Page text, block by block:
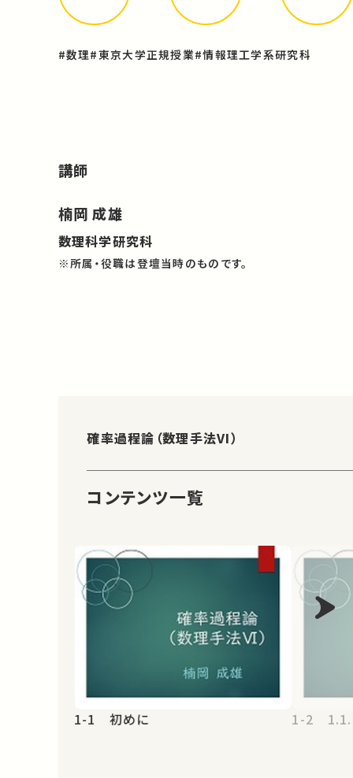
#数理#東京大学正規授業#情報理工学系研究科
講師
楠岡 成雄
数理科学研究科
※所属・役職は登壇当時のものです。
確率過程論（数理手法VI）
コンテンツ一覧
1-1 初めに 1-2